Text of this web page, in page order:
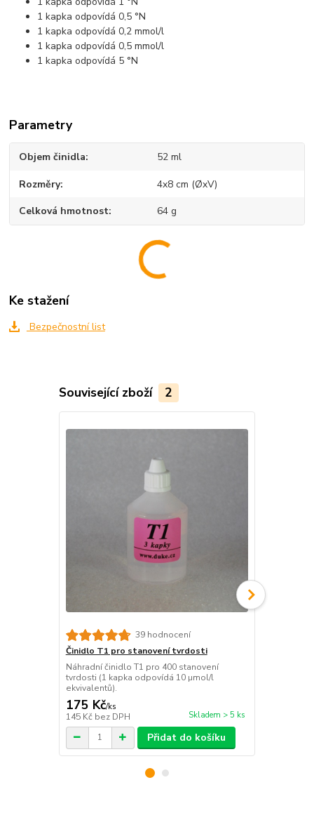
1 kapka odpovídá 0,5 °N
1 kapka odpovídá 0,2 mmol/l
1 kapka odpovídá 0,5 mmol/l
1 kapka odpovídá 5 °N
Parametry
Objem činidla 52 ml
Rozměry 4x8 cm (ØxV)
Celková hmotnost 64 g
Ke stažení
Bezpečnostní list
Související zboží 2
39 hodnocení
Činidlo T1 pro stanovení tvrdosti
Náhradní činidlo T1 pro 400 stanovení
tvrdosti (1 kapka odpovídá 10 µmol/l
ekvivalentů).
175 Kč/ks
145 Kč bez DPH Skladem > 5 ks
Přidat do košíku